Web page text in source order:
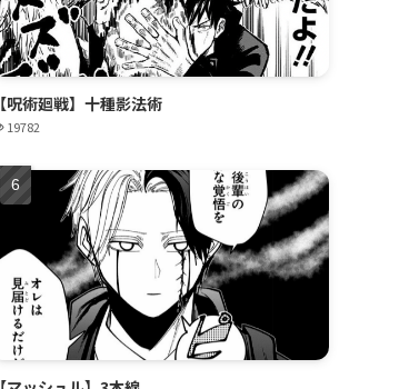
【呪術廻戦】十種影法術
19782